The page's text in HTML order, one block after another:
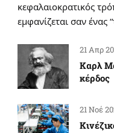
κεφαλαιοκρατικός
εμφανίζεται σαν ένας
21 Απρ
Καρλ
κέρδος
21 Νοέ